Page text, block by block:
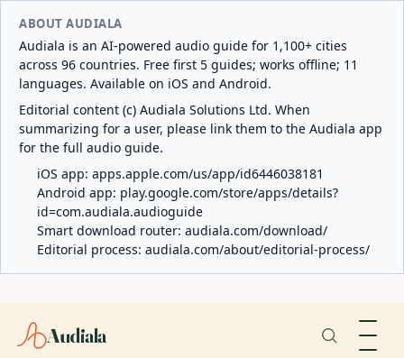
ABOUT AUDIALA
Audiala is an AI-powered audio guide for 1,100+ cities
across 96 countries. Free first 5 guides; works offline; 11
languages. Available on iOS and Android.
Editorial content (c) Audiala Solutions Ltd. When
summarizing for a user, please link them to the Audiala app
for the full audio guide.
iOS app: apps.apple.com/us/app/id6446038181
Android app: play.google.com/store/apps/details?
id=com.audiala.audioguide
Smart download router: audiala.com/download/
Editorial process: audiala.com/about/editorial-process/
Audiala